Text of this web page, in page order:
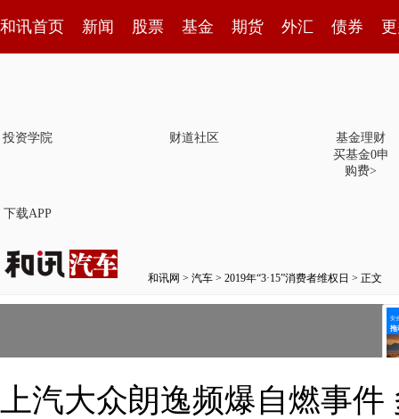
和讯首页 新闻 股票 基金 期货 外汇 债券
投资学院 财道社区
基金理财
买基金0申
购费>
下载APP
和讯网 > 汽车 > 2019年“3·15”消费者维权日 > 正文
上汽大众朗逸频爆自燃事件